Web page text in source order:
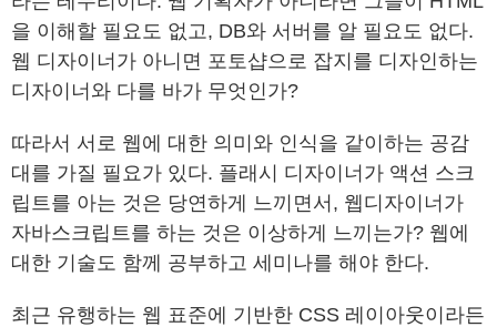
을 이해할 필요도 없고, DB와 서버를 알 필요도 없다.
웹 디자이너가 아니면 포토샵으로 잡지를 디자인하는
디자이너와 다를 바가 무엇인가?
따라서 서로 웹에 대한 의미와 인식을 같이하는 공감
대를 가질 필요가 있다. 플래시 디자이너가 액션 스크
립트를 아는 것은 당연하게 느끼면서, 웹디자이너가
자바스크립트를 하는 것은 이상하게 느끼는가? 웹에
대한 기술도 함께 공부하고 세미나를 해야 한다.
최근 유행하는 웹 표준에 기반한 CSS 레이아웃이라든